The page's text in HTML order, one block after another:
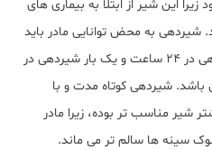
زیرا این شیر از ابتلا به بیماری های
شیردهی به محض توانایی مادر باید
آغاز شود. ترجیحا 10 تا 12 بار شیردهی در 24 ساعت و یک بار شیردهی در
شیردهی کوتاه مدت و با
شیر مناسب تر بوده، زیرا مادر
سینه ها سالم تر می ماند.